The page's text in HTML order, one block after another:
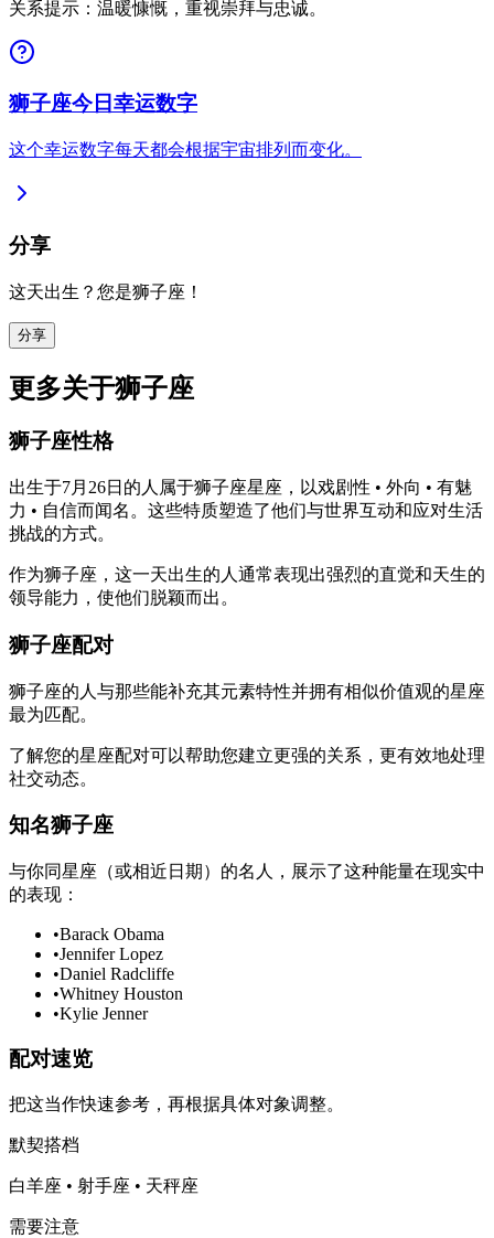
关系提示：温暖慷慨，重视崇拜与忠诚。
狮子座今日幸运数字
这个幸运数字每天都会根据宇宙排列而变化。
分享
这天出生？您是狮子座！
分享
更多关于狮子座
狮子座性格
出生于7月26日的人属于狮子座星座，以戏剧性 • 外向 • 有魅
力 • 自信而闻名。这些特质塑造了他们与世界互动和应对生活
挑战的方式。
作为狮子座，这一天出生的人通常表现出强烈的直觉和天生的
领导能力，使他们脱颖而出。
狮子座配对
狮子座的人与那些能补充其元素特性并拥有相似价值观的星座
最为匹配。
了解您的星座配对可以帮助您建立更强的关系，更有效地处理
社交动态。
知名狮子座
与你同星座（或相近日期）的名人，展示了这种能量在现实中
的表现：
•Barack Obama
•Jennifer Lopez
•Daniel Radcliffe
•Whitney Houston
•Kylie Jenner
配对速览
把这当作快速参考，再根据具体对象调整。
默契搭档
白羊座 • 射手座 • 天秤座
需要注意